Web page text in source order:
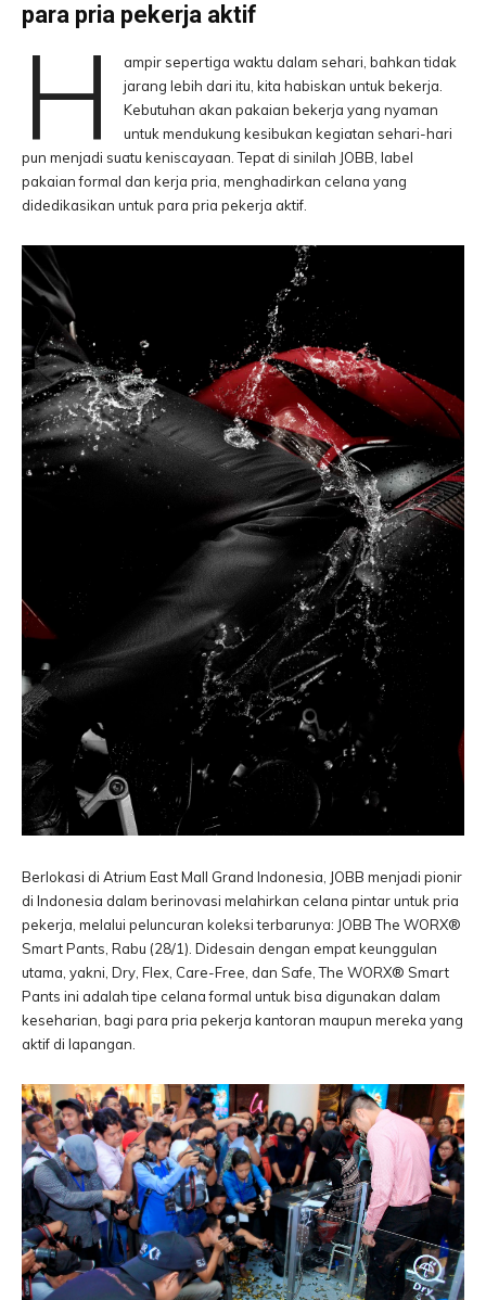
para pria pekerja aktif
H
ampir sepertiga waktu dalam sehari, bahkan tidak
jarang lebih dari itu, kita habiskan untuk bekerja.
Kebutuhan akan pakaian bekerja yang nyaman
untuk mendukung kesibukan kegiatan sehari-hari
pun menjadi suatu keniscayaan. Tepat di sinilah JOBB, label
pakaian formal dan kerja pria, menghadirkan celana yang
didedikasikan untuk para pria pekerja aktif.
Berlokasi di Atrium East Mall Grand Indonesia, JOBB menjadi pionir
di Indonesia dalam berinovasi melahirkan celana pintar untuk pria
pekerja, melalui peluncuran koleksi terbarunya: JOBB The WORX®
Smart Pants, Rabu (28/1). Didesain dengan empat keunggulan
utama, yakni, Dry, Flex, Care-Free, dan Safe, The WORX® Smart
Pants ini adalah tipe celana formal untuk bisa digunakan dalam
keseharian, bagi para pria pekerja kantoran maupun mereka yang
aktif di lapangan.